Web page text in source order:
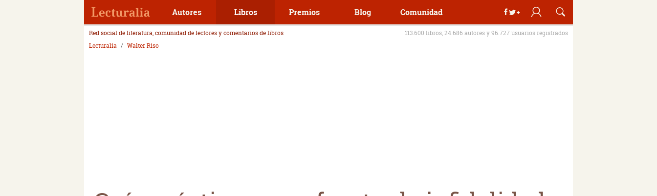
Autores Libros Premios Blog Comunidad
Red social de literatura, comunidad de lectores y comentarios de libros
113.600 libros, 24.686 autores y 96.727 usuarios registrados
Lecturalia
Walter Riso